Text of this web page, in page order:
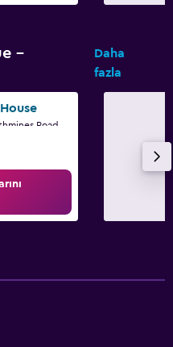
-
Daha
fazla